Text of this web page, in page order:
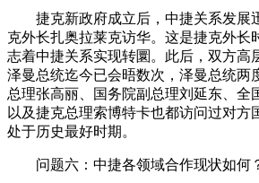
捷克新政府成立后，中捷关系发展
克外长扎奥拉莱克访华。这是捷克外长
志着中捷关系实现转圜。此后，双方高
泽曼总统迄今已会晤数次，泽曼总统两
总理张高丽、国务院副总理刘延东、全
以及捷克总理索博特卡也都访问过对方
处于历史最好时期。
问题六：中捷各领域合作现状如何